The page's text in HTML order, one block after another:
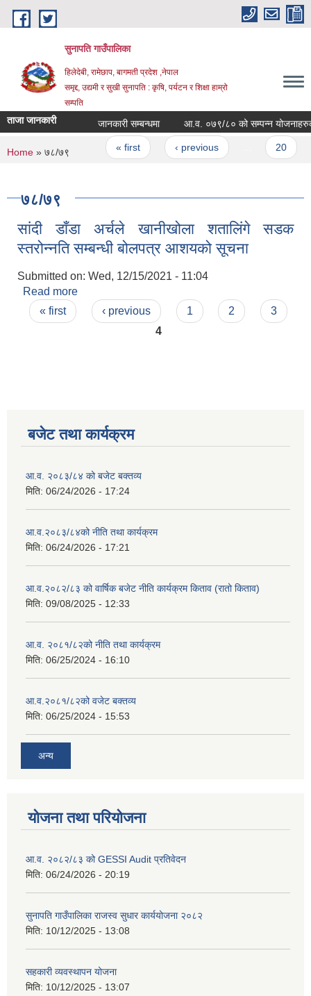
Skip to main content
सुनापति गाउँपालिका
हिलेदेबी, रामेछाप, बागमती प्रदेश ,नेपाल
समृद्द, उद्यमी र सुखी सुनापति : कृषि, पर्यटन र शिक्षा हाम्रो
सम्पति
ताजा जानकारी जानकारी सम्बन्धमा आ.व. ०७९/८० को सम्पन्न योजनाहरुको
Pages
« first ‹ previous 20
You are here
Home » ७८/७९
७८/७९
सांदी डाँडा अर्चले खानीखोला शतालिंगे सडक
स्तरोन्नति सम्बन्धी बोलपत्र आशयको सूचना
Submitted on: Wed, 12/15/2021 - 11:04
Read more
स्तरोन्नति सम्बन्धी बोलपत्र आशयको सूचना
Pages
« first ‹ previous 1 2
3
4
बजेट तथा कार्यक्रम
आ.व. २०८३/८४ को बजेट बक्तव्य
मिति: 06/24/2026 - 17:24
आ.व.२०८३/८४को नीति तथा कार्यक्रम
मिति: 06/24/2026 - 17:21
आ.व.२०८२/८३ को वार्षिक बजेट नीति कार्यक्रम किताव (रातो किताव)
मिति: 09/08/2025 - 12:33
आ.व. २०८१/८२को नीति तथा कार्यक्रम
मिति: 06/25/2024 - 16:10
आ.व.२०८१/८२को वजेट बक्तव्य
मिति: 06/25/2024 - 15:53
अन्य
योजना तथा परियोजना
आ.व. २०८२/८३ को GESSI Audit प्रतिवेदन
मिति: 06/24/2026 - 20:19
सुनापति गाउँपालिका राजस्व सुधार कार्ययोजना २०८२
मिति: 10/12/2025 - 13:08
सहकारी व्यवस्थापन योजना
मिति: 10/12/2025 - 13:07